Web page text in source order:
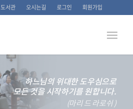
도서관 오시는길 로그인 회원가입
하느님의 위대한 도우심으로
모든 것을 시작하기를 원합니다.
(마리 드 라로쉬 )